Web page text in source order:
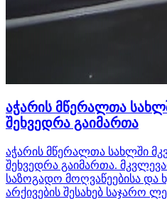
აჭარის მწერალთა
შეხვედრა გაიმართა
აჭარის მწერალთა სახლში
შეხვედრა გაიმართა.
საზოგადო მოღვაწეებისა და
არქივების შესახებ საჯარო